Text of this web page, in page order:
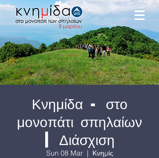
Κνημίδα - στο
μονοπάτι σπηλαίων
| Διάσχιση
Sun 08 Mar
  |
Κνημίς